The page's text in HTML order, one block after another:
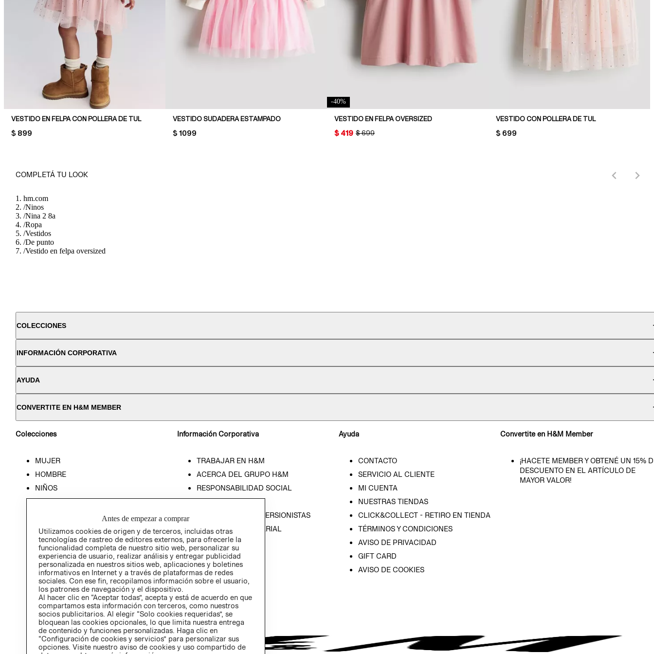
VESTIDO EN FELPA CON POLLERA DE TUL
PRICE:
$ 899
VESTIDO SUDADERA ESTAMPADO
PRICE:
$ 1099
-40%
VESTIDO EN FELPA OVERSIZED
ORIGINAL PRICE:
$ 699
PRICE:
$ 419
VESTIDO CON POLLERA DE TUL
PRICE:
$ 699
COMPLETÁ TU LOOK
hm.com
/Ninos
/Nina 2 8a
/Ropa
/Vestidos
/De punto
/Vestido en felpa oversized
COLECCIONES
INFORMACIÓN CORPORATIVA
AYUDA
CONVERTITE EN H&M MEMBER
Colecciones
MUJER
HOMBRE
NIÑOS
HOME
Información Corporativa
TRABAJAR EN H&M
ACERCA DEL GRUPO H&M
RESPONSABILIDAD SOCIAL
PRENSA
RELACIÓN CON INVERSIONISTAS
POLÍTICA EMPRESARIAL
Ayuda
CONTACTO
SERVICIO AL CLIENTE
MI CUENTA
NUESTRAS TIENDAS
CLICK&COLLECT - RETIRO EN TIENDA
TÉRMINOS Y CONDICIONES
AVISO DE PRIVACIDAD
GIFT CARD
AVISO DE COOKIES
Convertite en H&M Member
¡HACETE MEMBER Y OBTENÉ UN 15%
DESCUENTO EN EL ARTÍCULO DE
MAYOR VALOR!
Antes de empezar a comprar
Utilizamos cookies de origen y de terceros, incluidas otras
tecnologías de rastreo de editores externos, para ofrecerle la
funcionalidad completa de nuestro sitio web, personalizar su
experiencia de usuario, realizar análisis y entregar publicidad
personalizada en nuestros sitios web, aplicaciones y boletines
informativos en Internet y a través de plataformas de redes
sociales. Con ese fin, recopilamos información sobre el usuario,
los patrones de navegación y el dispositivo.
Al hacer clic en “Aceptar todas”, acepta y está de acuerdo en que
compartamos esta información con terceros, como nuestros
socios publicitarios. Al elegir “Solo cookies requeridas”, se
bloquean las cookies opcionales, lo que limita nuestra entrega
de contenido y funciones personalizadas. Haga clic en
“Configuración de cookies y servicios” para personalizar sus
opciones. Visite nuestro aviso de cookies y uso compartido de